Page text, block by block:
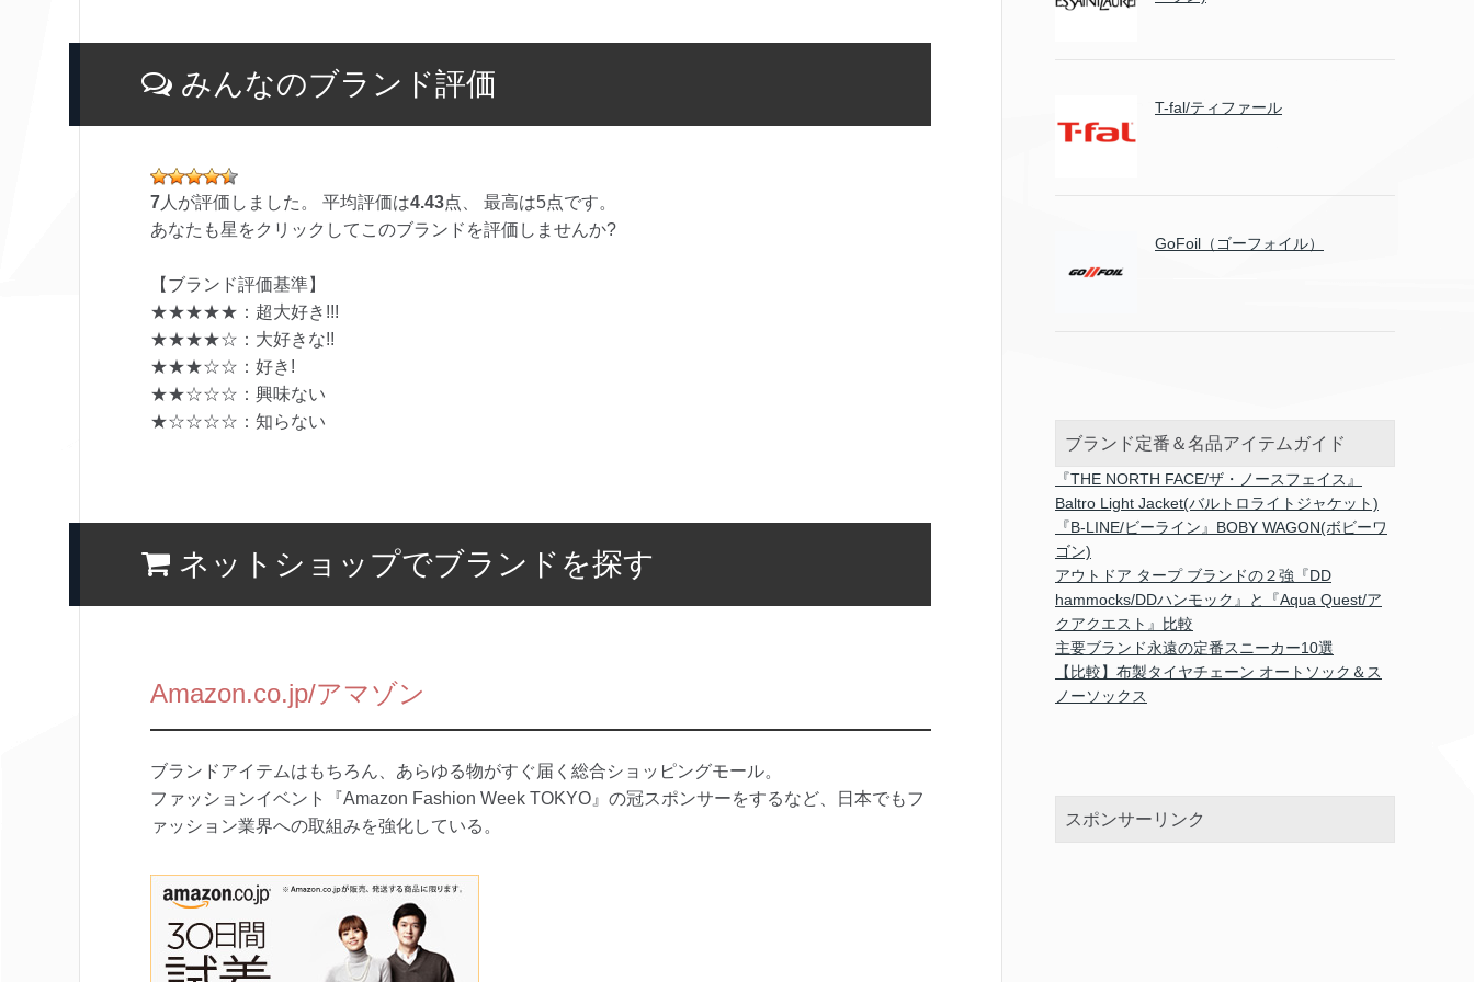
みんなのブランド評価
7 人が評価しました。 平均評価は4.43点、 最高は5点です。
あなたも星をクリックしてこのブランドを評価しませんか?
【ブランド評価基準】
★★★★★：超大好き!!!
★★★★☆：大好きな!!
★★★☆☆：好き!
★★☆☆☆：興味ない
★☆☆☆☆：知らない
ネットショップでブランドを探す
Amazon.co.jp/アマゾン
ブランドアイテムはもちろん、あらゆる物がすぐ届く総合ショッピングモール。
ファッションイベント『Amazon Fashion Week TOKYO』の冠スポンサーをするなど、日本でもフ
ァッション業界への取組みを強化している。
T-fal/ティファール
GoFoil（ゴーフォイル）
ブランド定番＆名品アイテムガイド
『THE NORTH FACE/ザ・ノースフェイス』
Baltro Light Jacket(バルトロライトジャケット)
『B-LINE/ビーライン』BOBY WAGON(ボビーワ
ゴン)
アウトドア タープ ブランドの２強『DD
hammocks/DDハンモック』と『Aqua Quest/ア
クアクエスト』比較
主要ブランド永遠の定番スニーカー10選
【比較】布製タイヤチェーン オートソック＆ス
ノーソックス
スポンサーリンク